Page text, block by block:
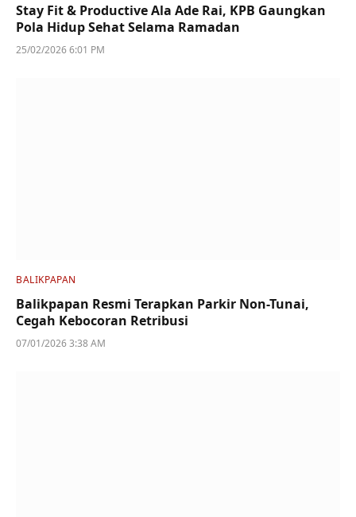
Stay Fit & Productive Ala Ade Rai, KPB Gaungkan
Pola Hidup Sehat Selama Ramadan
25/02/2026 6:01 PM
BALIKPAPAN
Balikpapan Resmi Terapkan Parkir Non-Tunai,
Cegah Kebocoran Retribusi
07/01/2026 3:38 AM